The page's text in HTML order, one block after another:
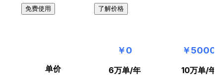
免费使用 了解价格
单价
￥0
6万单/年
￥5000
10万单/年